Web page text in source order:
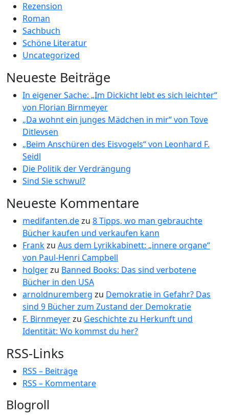
Rezension
Roman
Sachbuch
Schöne Literatur
Uncategorized
Neueste Beiträge
In eigener Sache: „Im Dickicht lebt es sich leichter“
von Florian Birnmeyer
„Da wohnt ein junges Mädchen in mir“ von Tove
Ditlevsen
„Beim Anschüren des Eisvogels“ von Leonhard F.
Seidl
Die Politik der Verdrängung
Sind Sie schwul?
Neueste Kommentare
medifanten.dezu 8 Tipps, wo man gebrauchte
Bücher kaufen und verkaufen kann
Frankzu Aus dem Lyrikkabinett: „innere organe“
von Paul-Henri Campbell
holgerzu Banned Books: Das sind verbotene
Bücher in den USA
arnoldnuremberg zu Demokratie in Gefahr? Das
sind 9 Bücher zum Zustand der Demokratie
F. Birnmeyerzu Geschichte zu Herkunft und
Identität: Wo kommst du her?
RSS-Links
RSS – Beiträge
RSS – Kommentare
Blogroll